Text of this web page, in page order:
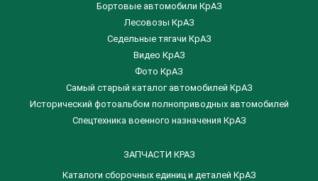
Бортовые автомобили КрАЗ
Лесовозы КрАЗ
Седельные тягачи КрАЗ
Видео КрАЗ
Фото КрАЗ
Самый старый каталог автомобилей КрАЗ
Исторический фотоальбом полноприводных автомобилей
Спецтехника военного назначения КрАЗ
ЗАПЧАСТИ КРАЗ
Каталоги сборочных единиц и деталей КрАЗ